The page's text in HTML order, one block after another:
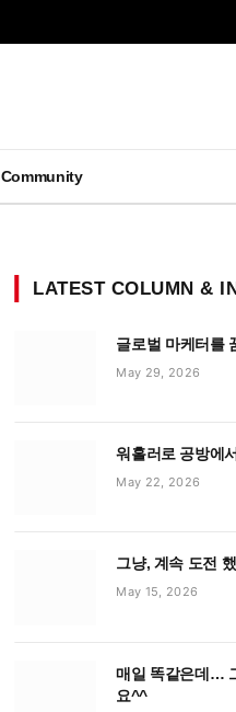
Community
LATEST COLUMN &
글로벌 마케터를
May 29, 2026
워홀러로 공방에
May 22, 2026
그냥, 계속 도전
May 15, 2026
매일 똑같은데…
요^^